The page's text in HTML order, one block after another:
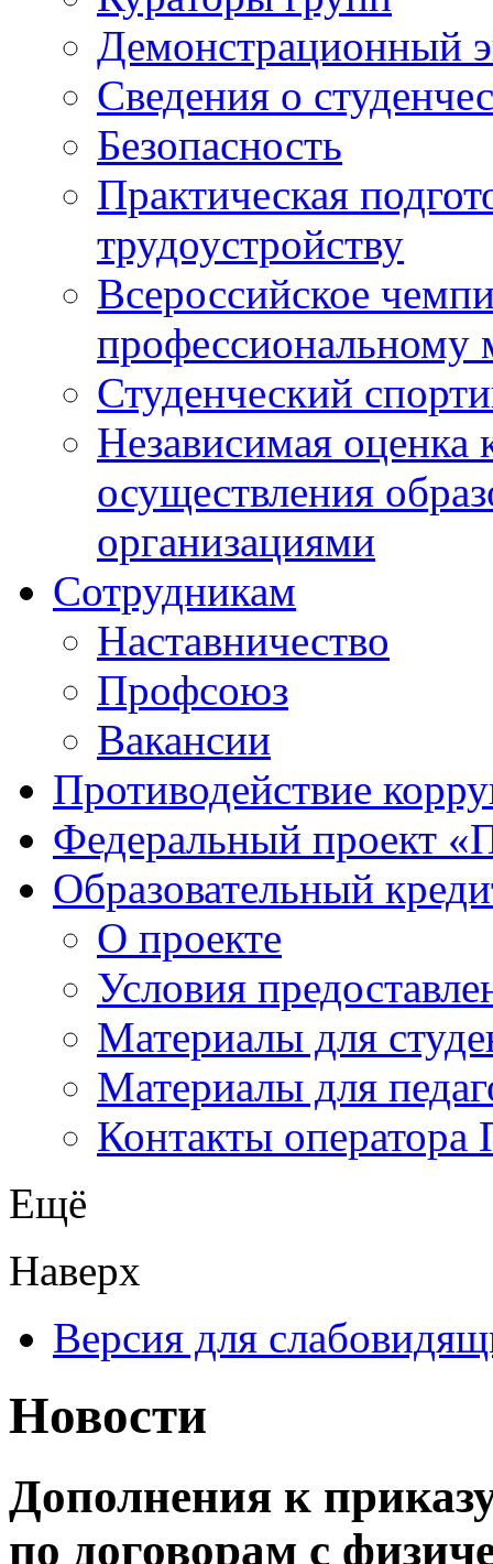
Демонстрационный
Сведения о
Безопасность
Практическая
трудоустройству
Всероссийское
профессиональному
Студенческий
Независимая оценка
осуществления
организациями
Сотрудникам
Наставничество
Профсоюз
Вакансии
Противодействие
Федеральный проект
Образовательный
О проекте
Условия
Материалы для
Материалы для
Контакты оператора
Ещё
Наверх
Версия для
Новости
Дополнения к
по договорам с